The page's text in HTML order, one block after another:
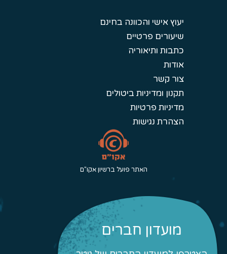
יעוץ אישי והכוונה בחינם
שיעורים פרטיים
כתבות ותיאוריה
אודות
צור קשר
תקנון ומדיניות ביטולים
מדיניות פרטיות
הצהרת נגישות
האתר פועל ברשיון אקו"ם
מועדון חברים